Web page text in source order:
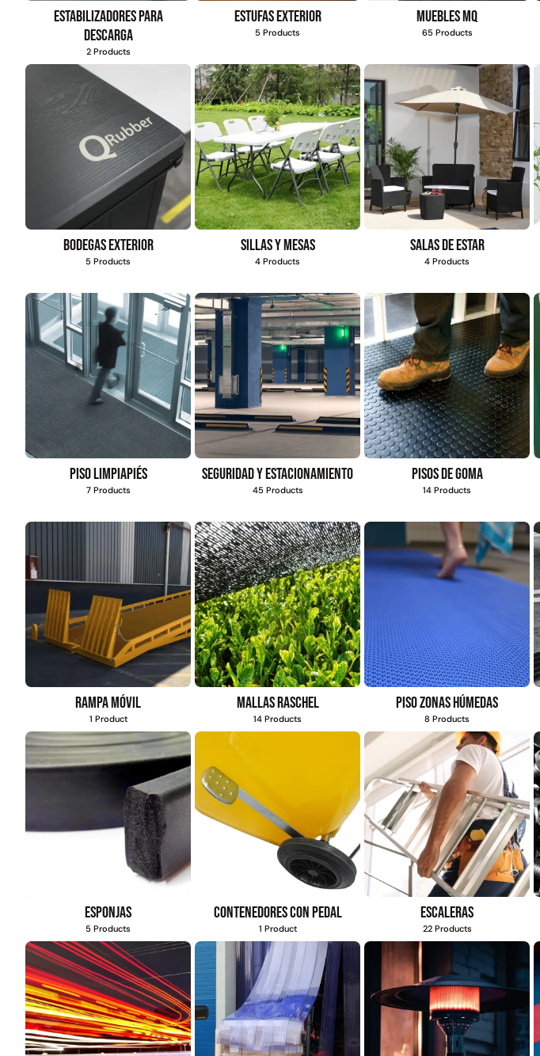
Estabilizadores para
descarga
2 Products
Estufas exterior
5 Products
Muebles MQ
65 Products
Bodegas exterior
5 Products
Sillas y mesas
4 Products
Salas de estar
4 Products
Piso limpiapiés
7 Products
Seguridad y estacionamiento
45 Products
Pisos de goma
14 Products
Rampa móvil
1 Product
Mallas Raschel
14 Products
Piso zonas húmedas
8 Products
Esponjas
5 Products
Contenedores con pedal
1 Product
Escaleras
22 Products
4,57*15,24mts
$1.427.544
Leer más
$1.875.535
$1.167.990
Agregar al
carrito